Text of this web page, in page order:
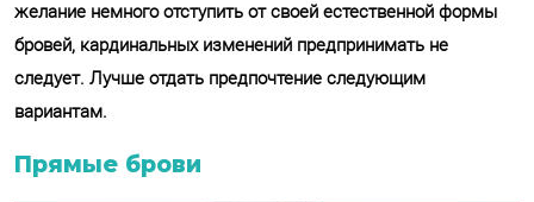
желание немного отступить от своей естественной формы
бровей, кардинальных изменений предпринимать не
следует. Лучше отдать предпочтение следующим
вариантам.
Прямые брови